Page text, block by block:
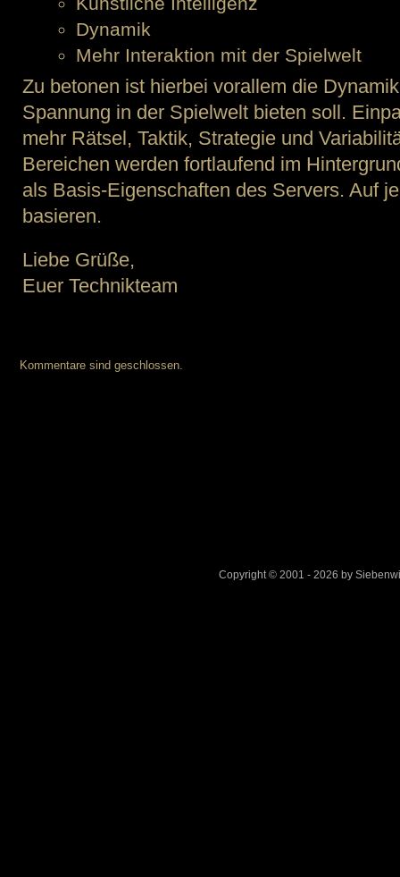
Dynamik
Mehr Interaktion mit der Spielwelt
Zu betonen ist hierbei vorallem die
Spannung in der Spielwelt bieten soll.
mehr Rätsel, Taktik, Strategie und
Bereichen werden fortlaufend im
als Basis-Eigenschaften des Servers. Auf
basieren.
Liebe Grüße,
Euer Technikteam
Kommentare sind geschlossen.
Copyright © 2001 - 2026 by